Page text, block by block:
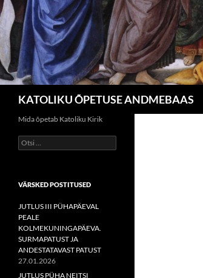
KATOLIKU ÕPETUSE ANDMEBAAS
Mida õpetab Katoliku Kirik
Otsi:
VÄRSKED POSTITUSED
JUTLUS III PÜHAPÄEVAL
PEALE
KOLMEKUNINGAPÄEVA.
SURMAPATUST JA
ANDESTATAVAST PATUST
27.01.2026
JUTLUS PÜHA NEITSI